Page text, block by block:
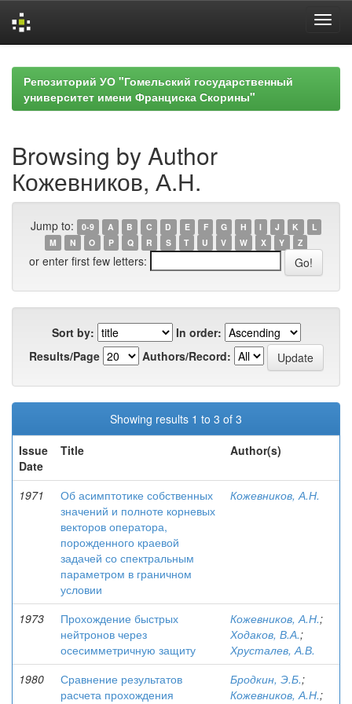
navigationРепозиторий УО "Гомельский государственный
университет имени Франциска Скорины"
Browsing by Author
Кожевников, А.Н.
Jump to: 0-9 A B C D E F G H I J K
L
M
N O P Q R S T U V W X Y Z
or enter first few letters:
Sort by:
In order:
Results/Page
Authors/Record:
Showing results 1 to 3 of 3
Issue
Date
Title Author(s)
1971
Об асимптотике собственных
значений и полноте корневых
векторов оператора,
порожденного краевой
задачей со спектральным
параметром в граничном
условии
Кожевников, А.Н.
1973
Прохождение быстрых
нейтронов через
осесимметричную защиту
Кожевников, А.Н.;
Ходаков, В.А.;
Хрусталев, А.В.
1980
Сравнение результатов
расчета прохождения
Бродкин, Э.Б.;
Кожевников, А.Н.;